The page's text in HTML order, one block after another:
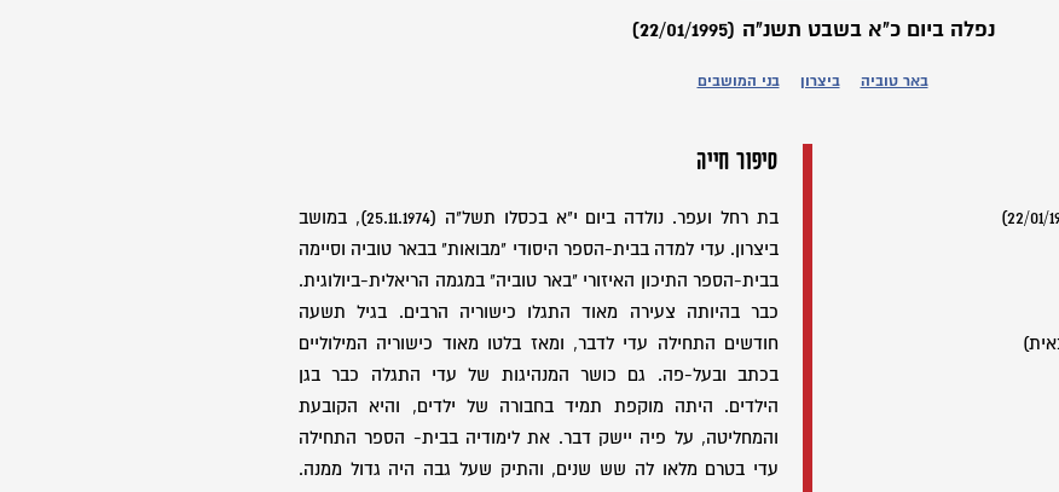
נפלה ביום כ"א בשבט תשנ"ה (22/01/1995)
באר טוביה ביצרון בני המושבים
סיפור חייה
בת רחל ועפר. נולדה ביום י"א בכסלו תשל"ה (25.11.1974), במושב
ביצרון. עדי למדה בבית-הספר היסודי "מבואות" בבאר טוביה וסיימה
בבית-הספר התיכון האיזורי "באר טוביה" במגמה הריאלית-ביולוגית.
כבר בהיותה צעירה מאוד התגלו כישוריה הרבים. בגיל תשעה
חודשים התחילה עדי לדבר, ומאז בלטו מאוד כישוריה המילוליים
בכתב ובעל-פה. גם כושר המנהיגות של עדי התגלה כבר בגן
הילדים. היתה מוקפת תמיד בחבורה של ילדים, והיא הקובעת
והמחליטה, על פיה יישק דבר. את לימודיה בבית- הספר התחילה
עדי בטרם מלאו לה שש שנים, והתיק שעל גבה היה גדול ממנה.